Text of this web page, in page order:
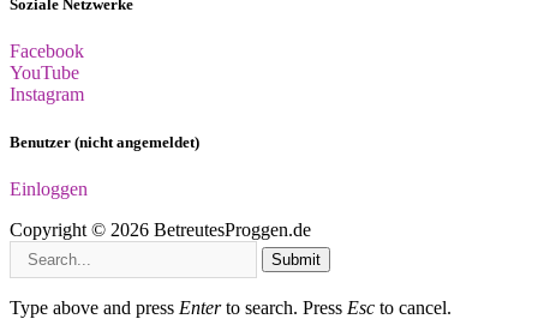
Soziale Netzwerke
Facebook
YouTube
Instagram
Benutzer (nicht angemeldet)
Einloggen
Copyright © 2026 BetreutesProggen.de
Submit
Type above and press Enterto search. Press Esc to cancel.